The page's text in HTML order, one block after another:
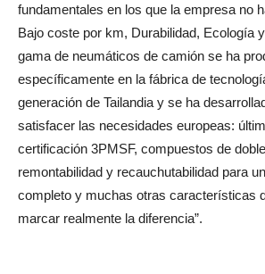
fundamentales en los que la empresa no
Bajo coste por km, Durabilidad, Ecología
gama de neumáticos de camión se ha
específicamente en la fábrica de
generación de Tailandia y se ha
satisfacer las necesidades europeas:
certificación 3PMSF, compuestos de
remontabilidad y recauchutabilidad para
completo y muchas otras características
marcar realmente la diferencia”.